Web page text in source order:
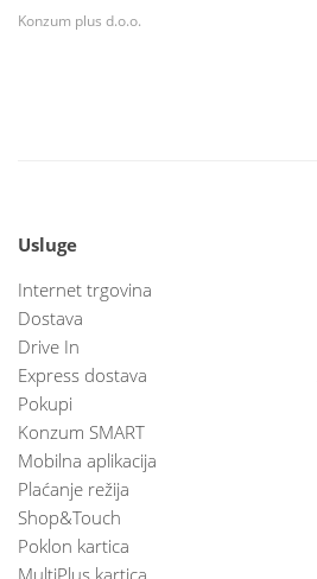
Konzum plus d.o.o.
Usluge
Internet trgovina
Dostava
Drive In
Express dostava
Pokupi
Konzum SMART
Mobilna aplikacija
Plaćanje režija
Shop&Touch
Poklon kartica
MultiPlus kartica